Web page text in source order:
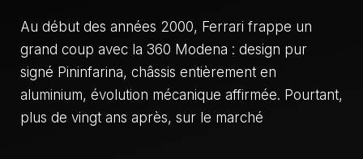
Au début des années 2000, Ferrari frappe un
grand coup avec la 360 Modena : design pur
signé Pininfarina, châssis entièrement en
aluminium, évolution mécanique affirmée. Pourtant,
plus de vingt ans après, sur le marché